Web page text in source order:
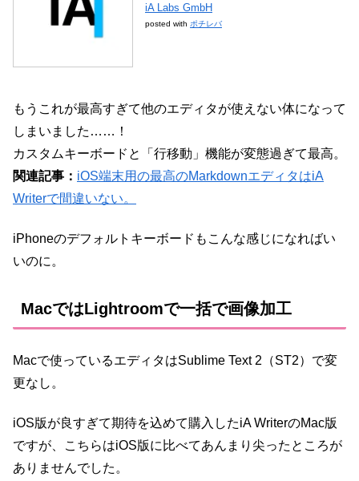
iA Labs GmbH
posted with ポチレバ
もうこれが最高すぎて他のエディタが使えない体になって
しまいました……！
カスタムキーボードと「行移動」機能が変態過ぎて最高。
関連記事： iOS端末用の最高のMarkdownエディタはiA
Writerで間違いない。
iPhoneのデフォルトキーボードもこんな感じになればい
いのに。
MacではLightroomで一括で画像加工
Macで使っているエディタはSublime Text 2（ST2）で変
更なし。
iOS版が良すぎて期待を込めて購入したiA WriterのMac版
ですが、こちらはiOS版に比べてあんまり尖ったところが
ありませんでした。